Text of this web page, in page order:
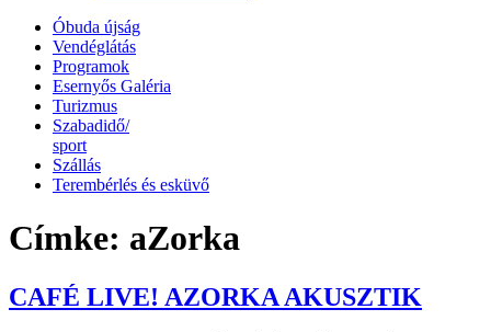
Óbuda újság
Vendéglátás
Programok
Esernyős Galéria
Turizmus
Szabadidő/
sport
Szállás
Terembérlés és esküvő
Címke: aZorka
CAFÉ LIVE! AZORKA AKUSZTIK